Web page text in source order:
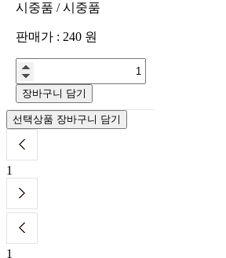
시중품 / 시중품
판매가 : 240 원
장바구니 담기
선택상품 장바구니 담기
1
1